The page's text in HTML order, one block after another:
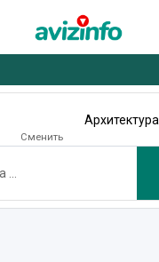
Сменить
Архитектура